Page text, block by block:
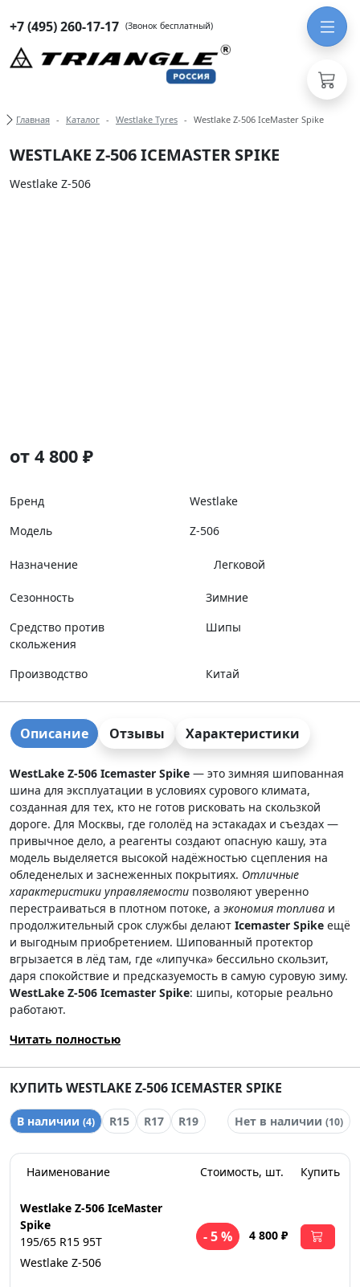
+7 (495) 260-17-17 (Звонок бесплатный)
Хлебные крошки
Главная Каталог Westlake Tyres Westlake Z-506 IceMaster Spike
WESTLAKE Z-506 ICEMASTER SPIKE
Westlake Z-506
от 4 800 ₽
Бренд
Westlake
Модель
Z-506
Назначение Легковой
Сезонность
Зимние
Средство против
скольжения
Шипы
Производство Китай
Описание Отзывы Характеристики
WestLake Z-506 Icemaster Spike — это зимняя шипованная
шина для эксплуатации в условиях сурового климата,
созданная для тех, кто не готов рисковать на скользкой
дороге. Для Москвы, где гололёд на эстакадах и съездах —
привычное дело, а реагенты создают опасную кашу, эта
модель выделяется высокой надёжностью сцепления на
обледенелых и заснеженных покрытиях. Отличные
характеристики управляемости позволяют уверенно
перестраиваться в плотном потоке, а экономия топлива и
продолжительный срок службы делают Icemaster Spike ещё
и выгодным приобретением. Шипованный протектор
вгрызается в лёд там, где «липучка» бессильно скользит,
даря спокойствие и предсказуемость в самую суровую зиму.
WestLake Z-506 Icemaster Spike: шипы, которые реально
работают.
Читать полностью
КУПИТЬ WESTLAKE Z-506 ICEMASTER SPIKE
В наличии (4) R15 R17 R19 Нет в наличии (10)
Наименование Стоимость, шт. Купить
Westlake Z-506 IceMaster
Spike
195/65 R15 95T
Westlake Z-506
- 5 % 4 800 ₽